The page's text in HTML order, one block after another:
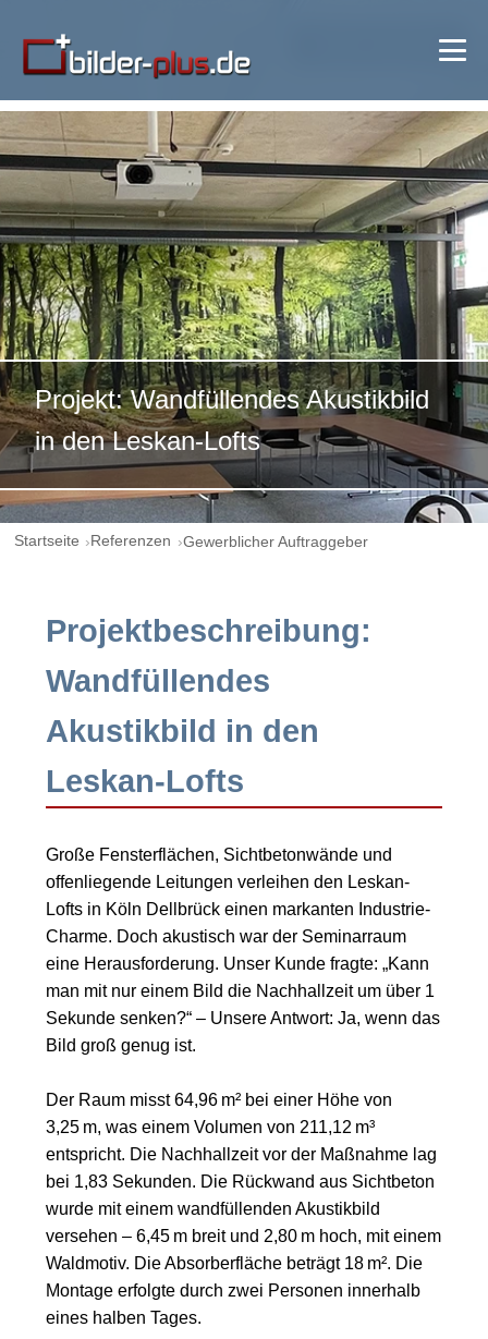
Projekt: Wandfüllendes Akustikbild
in den Leskan-Lofts
🔍 Bild vergrößern
Startseite Referenzen Gewerblicher Auftraggeber
Projektbeschreibung:
Wandfüllendes
Akustikbild in den
Leskan-Lofts
Große Fensterflächen, Sichtbetonwände und
offenliegende Leitungen verleihen den Leskan-
Lofts in Köln Dellbrück einen markanten Industrie-
Charme. Doch akustisch war der Seminarraum
eine Herausforderung. Unser Kunde fragte: „Kann
man mit nur einem Bild die Nachhallzeit um über 1
Sekunde senken?“ – Unsere Antwort: Ja, wenn das
Bild groß genug ist.
Der Raum misst 64,96 m² bei einer Höhe von
3,25 m, was einem Volumen von 211,12 m³
entspricht. Die Nachhallzeit vor der Maßnahme lag
bei 1,83 Sekunden. Die Rückwand aus Sichtbeton
wurde mit einem wandfüllenden Akustikbild
versehen – 6,45 m breit und 2,80 m hoch, mit einem
Waldmotiv. Die Absorberfläche beträgt 18 m². Die
Montage erfolgte durch zwei Personen innerhalb
eines halben Tages.